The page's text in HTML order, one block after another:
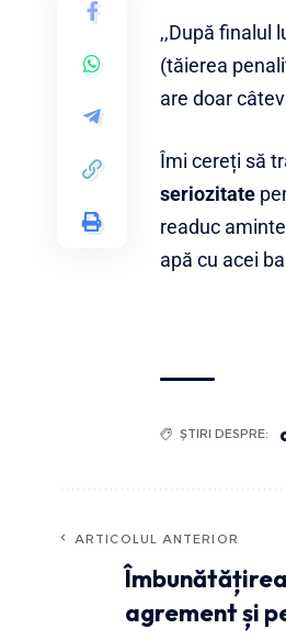
,,După finalul
(tăierea
are doar
Îmi cereți să
seriozitate
readuc
apă cu acei
ȘTIRI DESPRE:
ARTICOLUL ANTERIOR
agrement și